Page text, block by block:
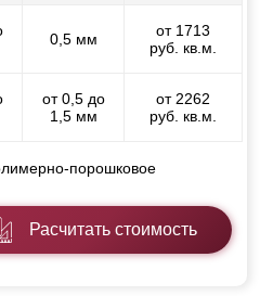
0,5 мм
от 1713
руб. кв.м.
от 0,5 до
1,5 мм
от 2262
руб. кв.м.
порошковое
Расчитать стоимость